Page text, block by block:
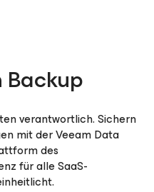
Backup
verantwortlich. Sichern
mit der Veeam Data
des
für alle SaaS-